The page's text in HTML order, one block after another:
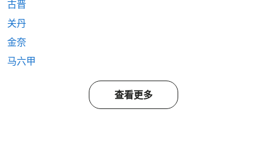
古晋
关丹
金奈
马六甲
查看更多